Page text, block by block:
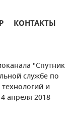
КОНТАКТЫ
"Спутник
службе по
и
апреля 2018